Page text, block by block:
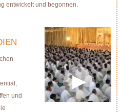
entwickelt und begonnen.
und